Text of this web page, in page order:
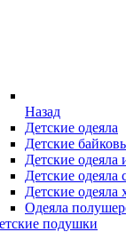
Назад
Детские одеяла
Детские
Детские одеяла
Детские одеяла
Детские одеяла
Одеяла
подушки